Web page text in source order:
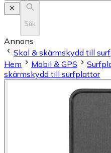
Sök
Annons
Skal & skärmskydd till
Hem
Mobil & GPS
skärmskydd till surfplattor